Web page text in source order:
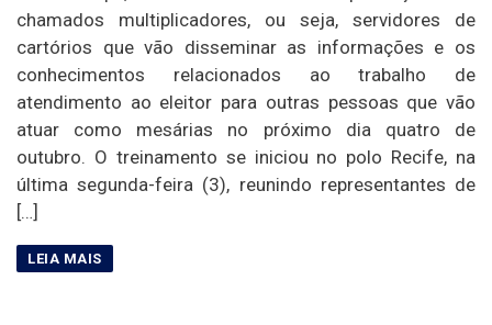
chamados multiplicadores, ou seja, servidores de
cartórios que vão disseminar as informações e os
conhecimentos relacionados ao trabalho de
atendimento ao eleitor para outras pessoas que vão
atuar como mesárias no próximo dia quatro de
outubro. O treinamento se iniciou no polo Recife, na
última segunda-feira (3), reunindo representantes de
[…]